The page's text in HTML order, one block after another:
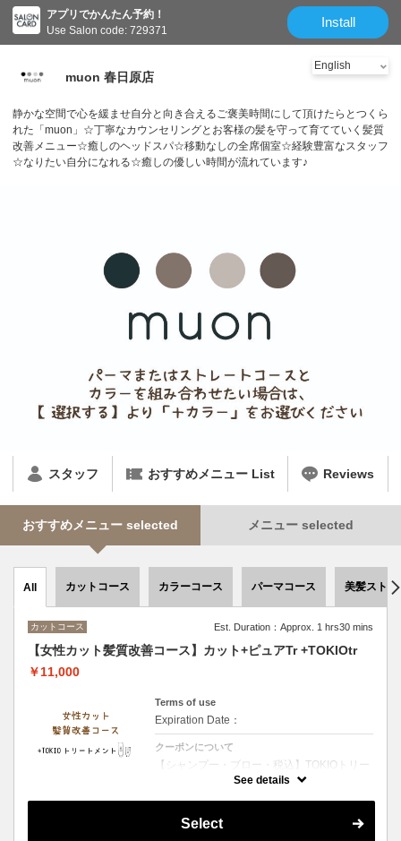
アプリでかんたん予約！
Use Salon code: 729371
Install
muon 春日原店
静かな空間で心を緩ませ自分と向き合えるご褒美時間にして頂けたらとつくら
れた「muon」☆丁寧なカウンセリングとお客様の髪を守って育てていく髪質
改善メニュー☆癒しのヘッドスパ☆移動なしの全席個室☆経験豊富なスタッフ
☆なりたい自分になれる☆癒しの優しい時間が流れています♪
スタッフ おすすめメニュー List Reviews
おすすめメニュー selected メニュー selected
All カットコース カラーコース パーマコース 美髪スト
カットコース Est. Duration：Approx. 1 hrs30 mins
【女性カット髪質改善コース】カット+ピュアTr +TOKIOtr
￥11,000
Terms of use
Expiration Date：
クーポンについて
【シャンプー・ブロー・税込】TOKIOトリー
トメント特許技術で髪内部を徹底補修 圧倒的
See details
Select